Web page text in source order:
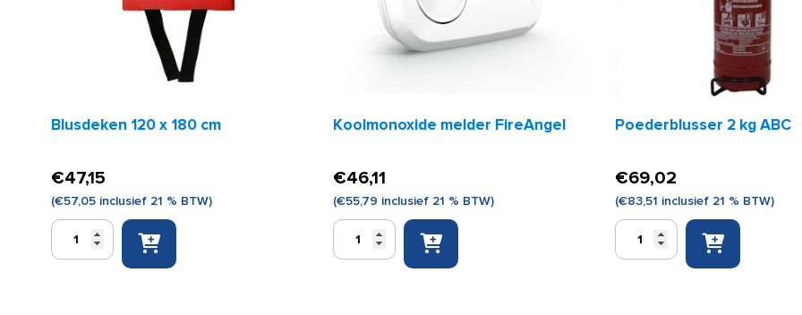
Blusdeken 120 x 180 cm
€47,15
(€57,05 inclusief 21 % BTW)
Blusdeken
Koolmonoxide melder FireAngel
€46,11
(€55,79 inclusief 21 % BTW)
Koolmonoxide
melder
Poederblusser 2 kg ABC
€69,02
(€83,51 inclusief 21 % BTW)
Poederblusser